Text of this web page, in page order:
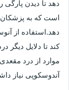
دهد تا دیدن
است که به
دهد.استفاده از
کند تا دلایل دیگر
موارد از درد
آندوسکوپی نیاز